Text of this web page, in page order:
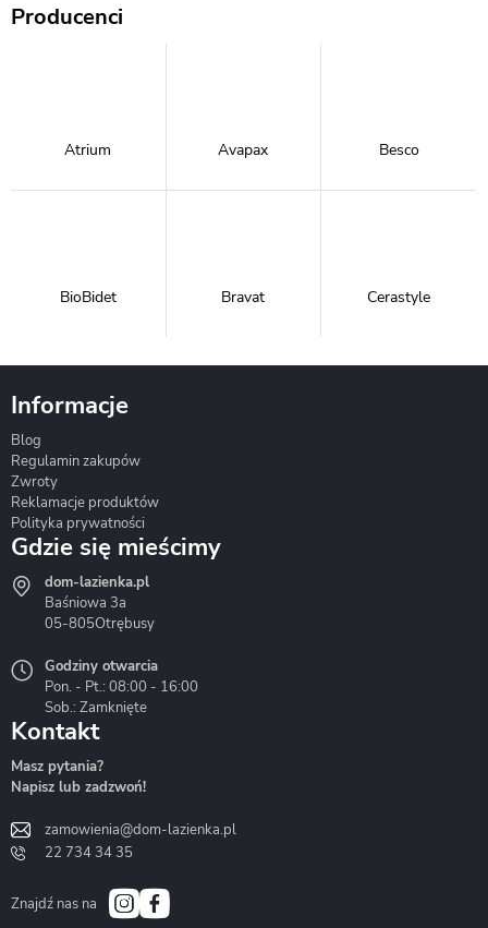
Producenci
Atrium Avapax Besco
BioBidet Bravat Cerastyle
Hydrostop
Liveno
Bath&Spa
Informacje
Blog
Regulamin zakupów
Zwroty
Reklamacje produktów
Polityka prywatności
Gdzie się mieścimy
dom-lazienka.pl
Baśniowa 3a
05-805Otrębusy
Godziny otwarcia
Pon. - Pt.: 08:00 - 16:00
Sob.: Zamknięte
Kontakt
Masz pytania?
Napisz lub zadzwoń!
zamowienia@dom-lazienka.pl
22 734 34 35
Znajdź nas na